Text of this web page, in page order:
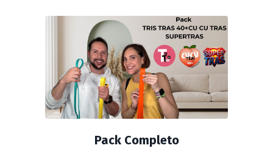
Pack Completo